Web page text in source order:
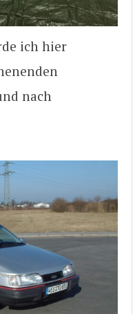
ich hier
nach